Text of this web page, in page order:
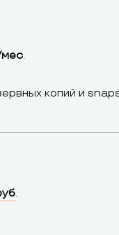
.
копий и
.